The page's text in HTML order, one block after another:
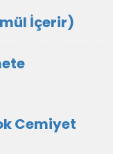
İçerir)
Cemiyet